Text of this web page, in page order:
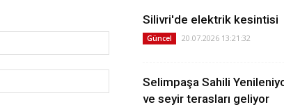
Silivri'de elektrik kesintisi
Güncel 20.07.2026 13:21:32
Selimpaşa Sahili
ve seyir terasları geliyor